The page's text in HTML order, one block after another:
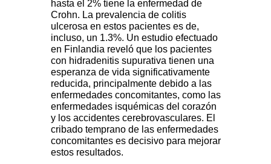
hasta el 2% tiene la enfermedad de
Crohn. La prevalencia de colitis
ulcerosa en estos pacientes es de,
incluso, un 1.3%. Un estudio efectuado
en Finlandia reveló que los pacientes
con hidradenitis supurativa tienen una
esperanza de vida significativamente
reducida, principalmente debido a las
enfermedades concomitantes, como las
enfermedades isquémicas del corazón
y los accidentes cerebrovasculares. El
cribado temprano de las enfermedades
concomitantes es decisivo para mejorar
estos resultados.